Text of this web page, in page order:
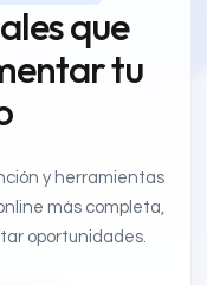
que
tu
y herramientas
más completa,
oportunidades.